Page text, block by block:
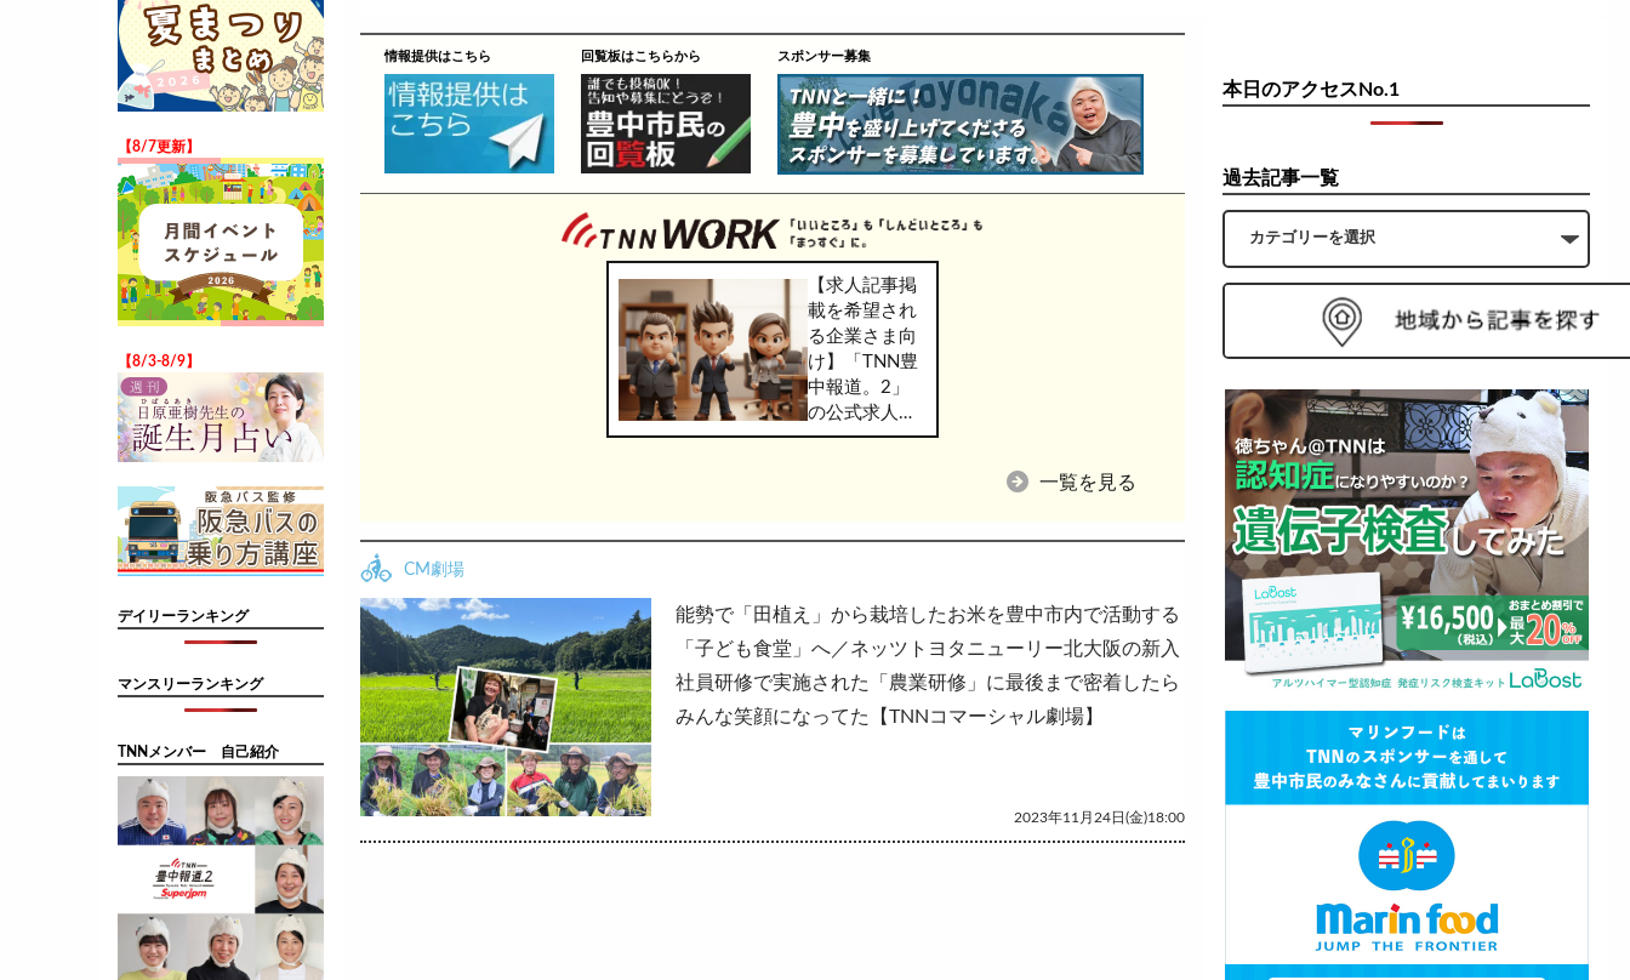
情報提供はこちら 回覧板はこちらから スポンサー募集
【求人記事掲
載を希望され
る企業さま向
け】「TNN豊
中報道。2」
の公式求人情
報サービス
して
一覧を見る
CM劇場
能勢で「田植え」から栽培したお米を豊中市内で活動する
「子ども食堂」へ／ネッツトヨタニューリー北大阪の新入
社員研修で実施された「農業研修」に最後まで密着したら
みんな笑顔になってた【TNNコマーシャル劇場】
2023年11月24日(金)18:00
【8/7更新】
【8/3-8/9】
デイリーランキング
マンスリーランキング
TNNメンバー 自己紹介
本日のアクセスNo.1
過去記事一覧